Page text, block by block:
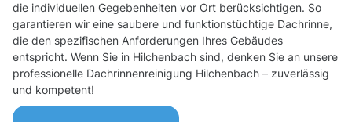
die individuellen Gegebenheiten vor Ort berücksichtigen. So
garantieren wir eine saubere und funktionstüchtige Dachrinne,
die den spezifischen Anforderungen Ihres Gebäudes
entspricht. Wenn Sie in Hilchenbach sind, denken Sie an unsere
professionelle Dachrinnenreinigung Hilchenbach – zuverlässig
und kompetent!